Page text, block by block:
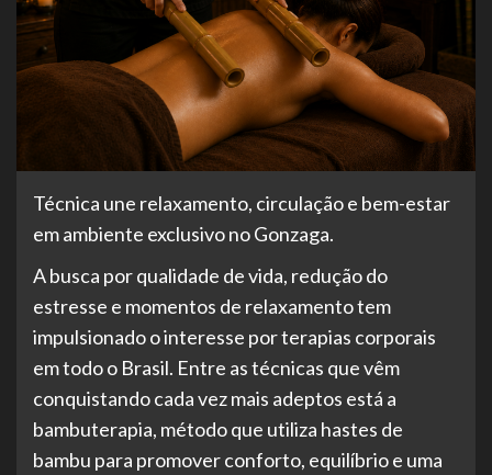
Técnica une relaxamento, circulação e bem-estar
em ambiente exclusivo no Gonzaga.
A busca por qualidade de vida, redução do
estresse e momentos de relaxamento tem
impulsionado o interesse por terapias corporais
em todo o Brasil. Entre as técnicas que vêm
conquistando cada vez mais adeptos está a
bambuterapia, método que utiliza hastes de
bambu para promover conforto, equilíbrio e uma